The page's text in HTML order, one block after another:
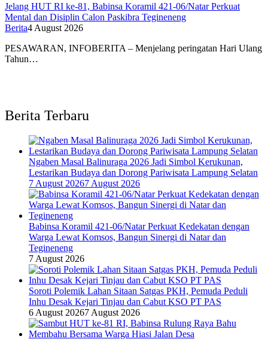
Jelang HUT RI ke-81, Babinsa Koramil 421-06/Natar Perkuat
Mental dan Disiplin Calon Paskibra Tegineneng
Berita4 August 2026
PESAWARAN, INFOBERITA – Menjelang peringatan Hari Ulang
Tahun…
Berita Terbaru
Ngaben Masal Balinuraga 2026 Jadi Simbol Kerukunan,
Lestarikan Budaya dan Dorong Pariwisata Lampung Selatan
7 August 20267 August 2026
Babinsa Koramil 421-06/Natar Perkuat Kedekatan dengan
Warga Lewat Komsos, Bangun Sinergi di Natar dan
Tegineneng
7 August 2026
Soroti Polemik Lahan Sitaan Satgas PKH, Pemuda Peduli
Inhu Desak Kejari Tinjau dan Cabut KSO PT PAS
6 August 20267 August 2026